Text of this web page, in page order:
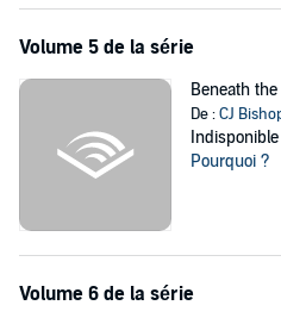
Volume 5 de la série
Beneath
De :CJ
Pourquoi ?
Volume 6 de la série